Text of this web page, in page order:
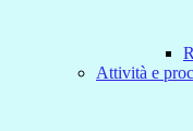
Attività e